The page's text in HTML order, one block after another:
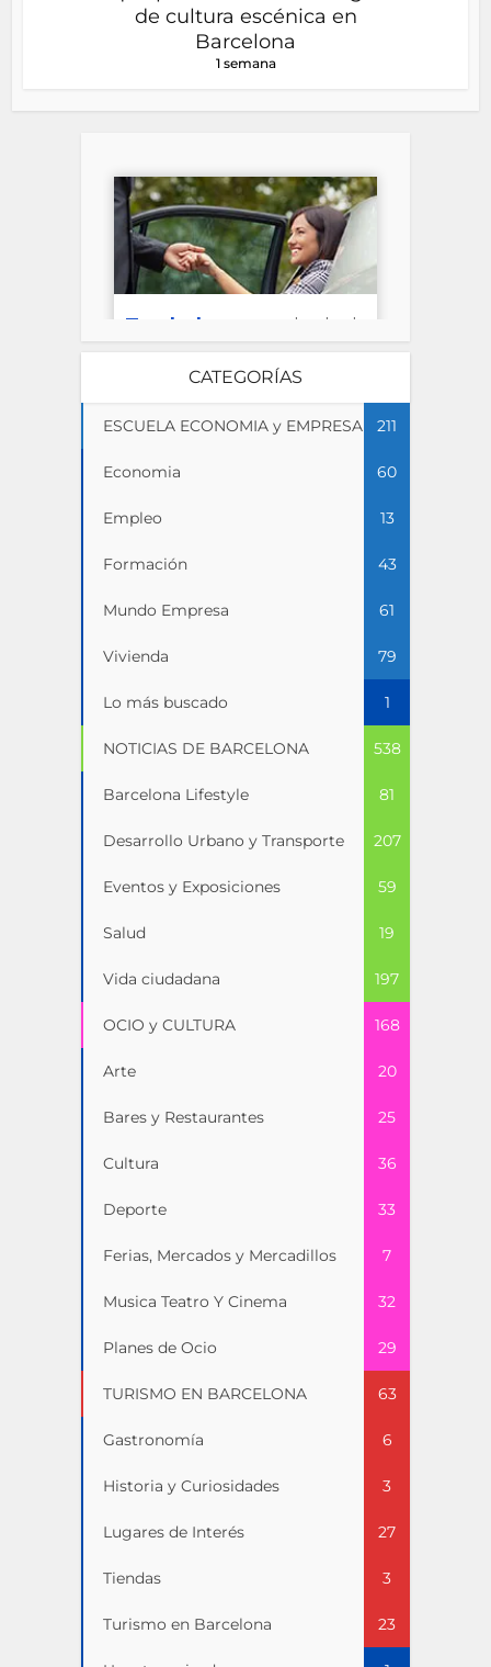
de cultura escénica en
Barcelona
1 semana
CATEGORÍAS
ESCUELA ECONOMIA y EMPRESA 211
Economia 60
Empleo 13
Formación 43
Mundo Empresa 61
Vivienda 79
Lo más buscado 1
NOTICIAS DE BARCELONA 538
Barcelona Lifestyle 81
Desarrollo Urbano y Transporte 207
Eventos y Exposiciones 59
Salud 19
Vida ciudadana 197
OCIO y CULTURA 168
Arte 20
Bares y Restaurantes 25
Cultura 36
Deporte 33
Ferias, Mercados y Mercadillos 7
Musica Teatro Y Cinema 32
Planes de Ocio 29
TURISMO EN BARCELONA 63
Gastronomía 6
Historia y Curiosidades 3
Lugares de Interés 27
Tiendas 3
Turismo en Barcelona 23